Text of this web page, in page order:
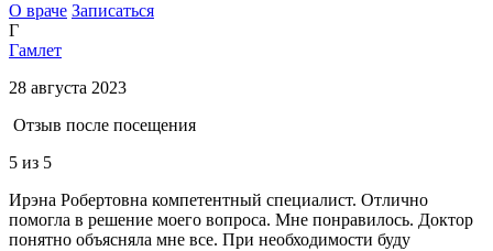
О враче Записаться
Г
Гамлет
28 августа 2023
Отзыв после посещения
5 из 5
Ирэна Робертовна компетентный специалист. Отлично
помогла в решение моего вопроса. Мне понравилось. Доктор
понятно объясняла мне все. При необходимости буду